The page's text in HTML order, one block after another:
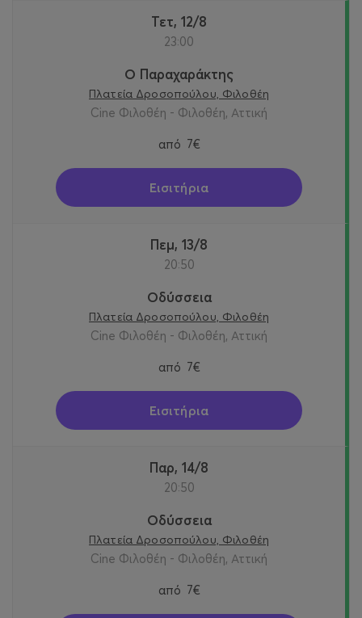
Τετ, 12/8
23:00
Ο Παραχαράκτης
Πλατεία Δροσοπούλου, Φιλοθέη
Cine Φιλοθέη - Φιλοθέη, Αττική
από 7€
Εισιτήρια
Πεμ, 13/8
20:50
Οδύσσεια
Πλατεία Δροσοπούλου, Φιλοθέη
Cine Φιλοθέη - Φιλοθέη, Αττική
από 7€
Εισιτήρια
Παρ, 14/8
20:50
Οδύσσεια
Πλατεία Δροσοπούλου, Φιλοθέη
Cine Φιλοθέη - Φιλοθέη, Αττική
από 7€